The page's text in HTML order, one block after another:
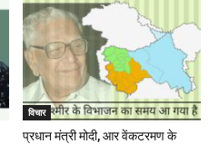
विचार
प्रधान मंत्री मोदी, आर वेंकटरमण के